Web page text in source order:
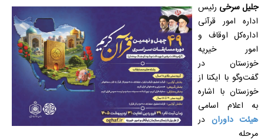
جلیل سرخی رئیس
اداره امور قرآنی
اداره‌کل اوقاف و
امور خیریه
خوزستان در
گفت‌وگو با ایکنا از
خوزستان با اشاره
به اعلام اسامی
هیئت داوران در
مرحله